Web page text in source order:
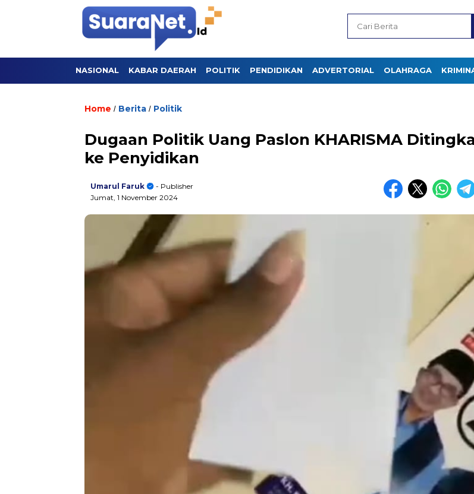
NASIONAL KABAR DAERAH POLITIK PENDIDIKAN ADVERTORIAL OLAHRAGA
Home / Berita / Politik
Dugaan Politik Uang Paslon KHARISMA
ke Penyidikan
Umarul Faruk
- Publisher
Jumat, 1 November 2024